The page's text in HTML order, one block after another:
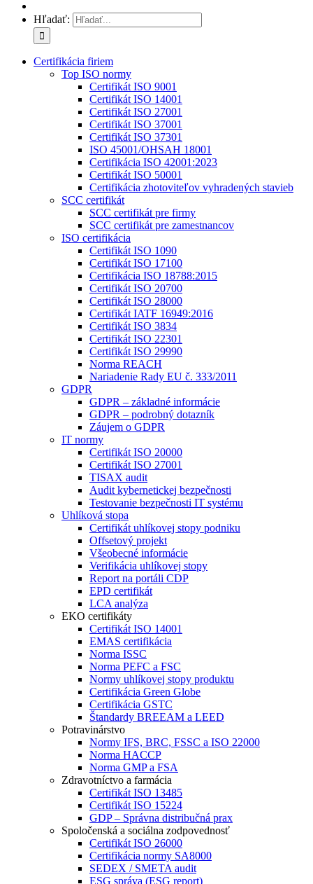
Hľadať:
Certifikácia firiem
Top ISO normy
Certifikát ISO 9001
Certifikát ISO 14001
Certifikát ISO 27001
Certifikát ISO 37001
Certifikát ISO 37301
ISO 45001/OHSAH 18001
Certifikácia ISO 42001:2023
Certifikát ISO 50001
Certifikácia zhotoviteľov vyhradených stavieb
SCC certifikát
SCC certifikát pre firmy
SCC certifikát pre zamestnancov
ISO certifikácia
Certifikát ISO 1090
Certifikát ISO 17100
Certifikácia ISO 18788:2015
Certifikát ISO 20700
Certifikát ISO 28000
Certifikát IATF 16949:2016
Certifikát ISO 3834
Certifikát ISO 22301
Certifikát ISO 29990
Norma REACH
Nariadenie Rady EU č. 333/2011
GDPR
GDPR – základné informácie
GDPR – podrobný dotazník
Záujem o GDPR
IT normy
Certifikát ISO 20000
Certifikát ISO 27001
TISAX audit
Audit kybernetickej bezpečnosti
Testovanie bezpečnosti IT systému
Uhlíková stopa
Certifikát uhlíkovej stopy podniku
Offsetový projekt
Všeobecné informácie
Verifikácia uhlíkovej stopy
Report na portáli CDP
EPD certifikát
LCA analýza
EKO certifikáty
Certifikát ISO 14001
EMAS certifikácia
Norma ISSC
Norma PEFC a FSC
Normy uhlíkovej stopy produktu
Certifikácia Green Globe
Certifikácia GSTC
Štandardy BREEAM a LEED
Potravinárstvo
Normy IFS, BRC, FSSC a ISO 22000
Norma HACCP
Norma GMP a FSA
Zdravotníctvo a farmácia
Certifikát ISO 13485
Certifikát ISO 15224
GDP – Správna distribučná prax
Spoločenská a sociálna zodpovednosť
Certifikát ISO 26000
Certifikácia normy SA8000
SEDEX / SMETA audit
ESG správa (ESG report)